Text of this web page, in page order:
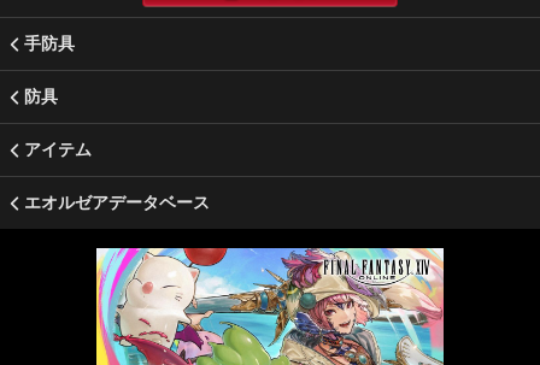
手防具
防具
アイテム
エオルゼアデータベース